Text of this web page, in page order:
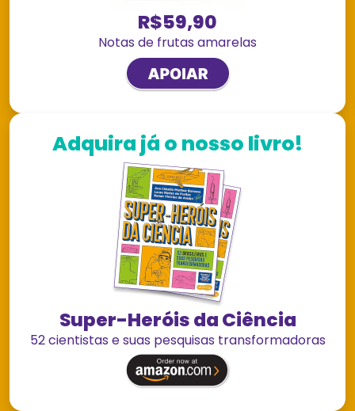
R$59,90
Notas de frutas amarelas
Adquira já o nosso livro!
Super-Heróis da Ciência
52 cientistas e suas pesquisas transformadoras